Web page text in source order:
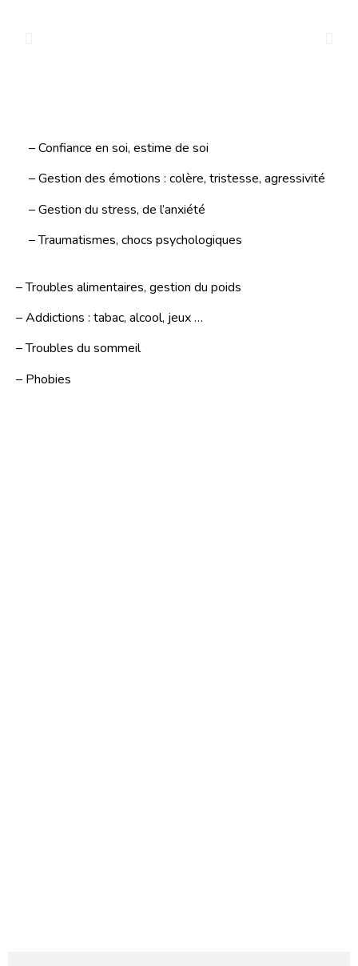
– Confiance en soi, estime de soi
– Gestion des émotions : colère, tristesse, agressivité
– Gestion du stress, de l’anxiété
– Traumatismes, chocs psychologiques
– Troubles alimentaires, gestion du poids
– Addictions : tabac, alcool, jeux …
– Troubles du sommeil
– Phobies